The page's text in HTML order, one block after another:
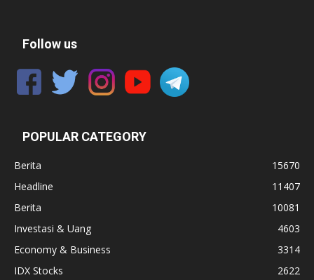
Follow us
POPULAR CATEGORY
Berita
15670
Headline
11407
Berita
10081
Investasi & Uang
4603
Economy & Business
3314
IDX Stocks
2622